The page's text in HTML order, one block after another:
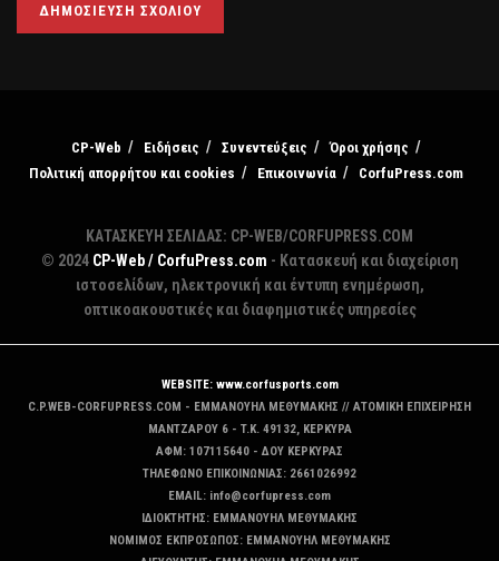
CP-Web Ειδήσεις Συνεντεύξεις
Όροι χρήσης
Πολιτική απορρήτου και cookies
Επικοινωνία CorfuPress.com
ΚΑΤΑΣΚΕΥΗ ΣΕΛΙΔΑΣ: CP-WEB/CORFUPRESS.COM
© 2024 CP-Web / CorfuPress.com - Κατασκευή και διαχείριση
ιστοσελίδων, ηλεκτρονική και έντυπη ενημέρωση,
οπτικοακουστικές και διαφημιστικές υπηρεσίες
WEBSITE: www.corfusports.com
C.P.WEB-CORFUPRESS.COM - ΕΜΜΑΝΟΥΗΛ ΜΕΘΥΜΑΚΗΣ // ΑΤΟΜΙΚΗ ΕΠΙΧΕΙΡΗΣΗ
MANTZAΡΟΥ 6 - T.K. 49132, ΚΕΡΚΥΡΑ
ΑΦΜ: 107115640 - ΔΟΥ ΚΕΡΚΥΡΑΣ
ΤΗΛΕΦΩΝΟ ΕΠΙΚΟΙΝΩΝΙΑΣ: 2661026992
EMAIL: info@corfupress.com
ΙΔΙΟΚΤΗΤΗΣ: EMMANOYΗΛ ΜΕΘΥΜΑΚΗΣ
ΝΟΜΙΜΟΣ ΕΚΠΡΟΣΩΠΟΣ: EMMANOYΗΛ ΜΕΘΥΜΑΚΗΣ